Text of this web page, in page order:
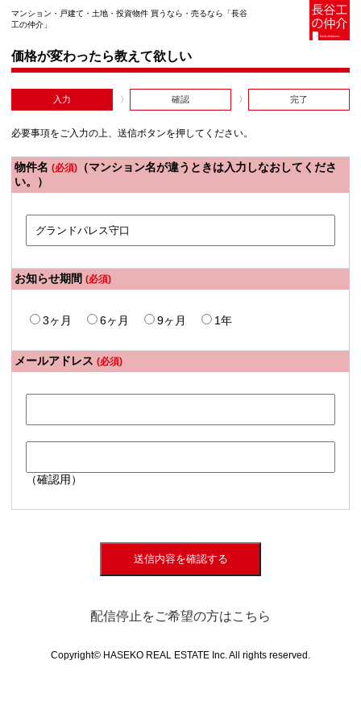
マンション・戸建て・土地・投資物件 買うなら・売るなら「長谷
工の仲介」
価格が変わったら教えて欲しい
入力 確認 完了
必要事項をご入力の上、送信ボタンを押してください。
物件名 (必須) （マンション名が違うときは入力しなおしてくださ
い。）
お知らせ期間 (必須)
3ヶ月 6ヶ月 9ヶ月 1年
メールアドレス (必須)
（確認用）
送信内容を確認する
配信停止をご希望の方はこちら
Copyright© HASEKO REAL ESTATE Inc. All rights reserved.